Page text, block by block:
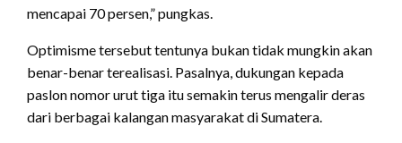
mencapai 70 persen,” pungkas.
Optimisme tersebut tentunya bukan tidak mungkin akan
benar-benar terealisasi. Pasalnya, dukungan kepada
paslon nomor urut tiga itu semakin terus mengalir deras
dari berbagai kalangan masyarakat di Sumatera.